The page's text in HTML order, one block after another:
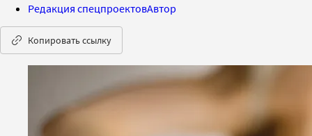
Редакция спецпроектовАвтор
Копировать ссылку